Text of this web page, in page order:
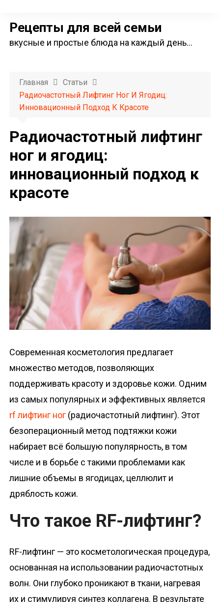
Рецепты для всей семьи
вкусные и простые блюда на каждый день…
Главная
Статьи
Радиочастотный Лифтинг Ног И Ягодиц:
Инновационный Подход К Красоте
Радиочастотный лифтинг
ног и ягодиц:
инновационный подход к
красоте
Современная косметология предлагает
множество методов, позволяющих
поддерживать красоту и здоровье кожи. Одним
из самых популярных и эффективных является
rf лифтинг ног (радиочастотный лифтинг). Этот
безоперационный метод подтяжки кожи
набирает всё большую популярность, в том
числе и в борьбе с такими проблемами как
лишние объемы в ягодицах, целлюлит и
дряблость кожи.
Что такое RF-лифтинг?
RF-лифтинг — это косметологическая процедура,
основанная на использовании радиочастотных
волн. Они глубоко проникают в ткани, нагревая
их и стимулируя синтез коллагена. В результате